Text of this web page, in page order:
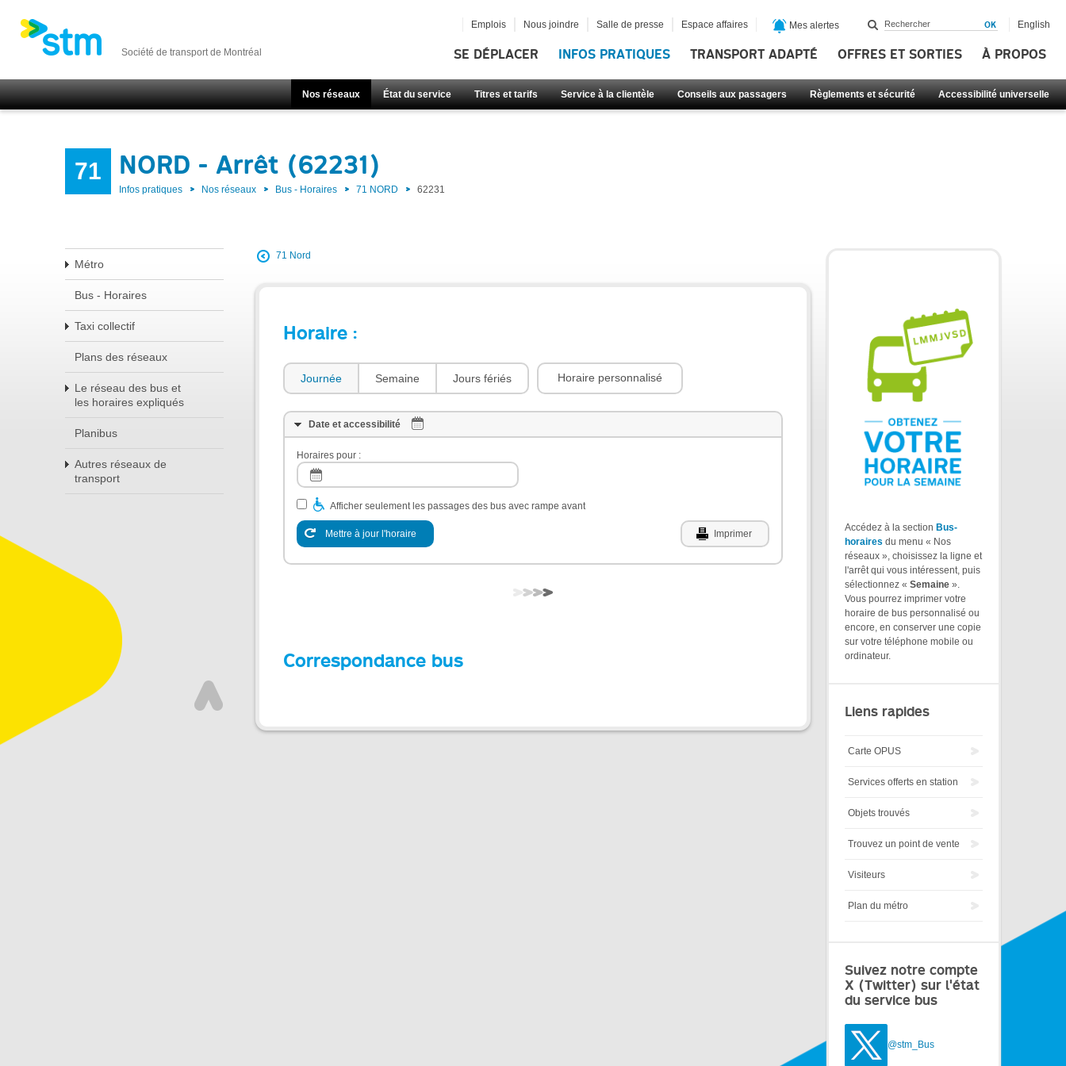
Société de transport de Montréal SE DÉPLACER INFOS PRATIQUES TRANSPORT ADAPTÉ OFFRES ET SORTIES À PROPOS
Nos réseaux État du service Titres et tarifs Service à la clientèle Conseils aux passagers Règlements et sécurité Accessibilité universelle
Emplois Nous joindre Salle de presse Espace affaires Mes alertes English
71 NORD - Arrêt (62231)
Infos pratiques Nos réseaux Bus - Horaires 71 NORD 62231
Métro
Bus - Horaires
Taxi collectif
Plans des réseaux
Le réseau des bus et
les horaires expliqués
Planibus
Autres réseaux de
transport
71 Nord
Horaire :
Journée Semaine Jours fériés Horaire personnalisé
Date et accessibilité
Horaires pour :
Afficher seulement les passages des bus avec rampe avant
Mettre à jour l'horaire Imprimer
Correspondance bus
Accédez à la section Bus-
horaires du menu « Nos
réseaux », choisissez la ligne et
l'arrêt qui vous intéressent, puis
sélectionnez « Semaine ».
Vous pourrez imprimer votre
horaire de bus personnalisé ou
encore, en conserver une copie
sur votre téléphone mobile ou
ordinateur.
Liens rapides
Carte OPUS
Services offerts en station
Objets trouvés
Trouvez un point de vente
Visiteurs
Plan du métro
Suivez notre compte
X (Twitter) sur l'état
du service bus
@stm_Bus